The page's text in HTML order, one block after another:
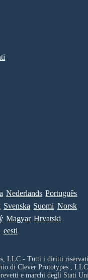
Nederlands Português
Svenska Suomi Norsk
Magyar Hrvatski
eesti
LLC - Tutti i diritti
di Clever Prototypes , LLC
e marchi degli Stati